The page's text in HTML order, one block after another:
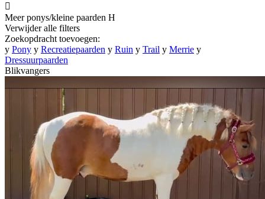

Meer ponys/kleine paarden H
Verwijder alle filters
Zoekopdracht toevoegen:
y Pony y Recreatiepaarden y Ruin y Trail y Merrie y
Dressuurpaarden
Blikvangers